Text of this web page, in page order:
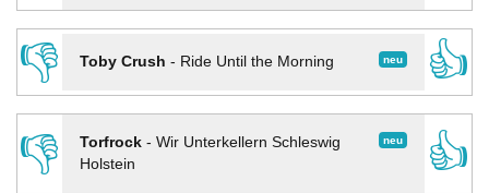
👎
neu
Toby Crush - Ride Until the Morning
👍
👎
neu
Torfrock- Wir Unterkellern Schleswig
Holstein
👍